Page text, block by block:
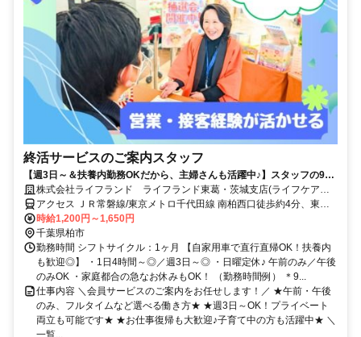
終活サービスのご案内スタッフ
【週3日～＆扶養内勤務OKだから、主婦さんも活躍中♪】スタッフの9割
が女性/子育てが落ち着いた方・社会復帰の方も大歓迎です◎/柔軟なシフ
ト体制・しっかりとしたサポート体制充実で働きやすさもバツグン/フル
タイム希望も大歓迎/マイカーでの直行直帰OK/営業・テレアポ・販売経
験者は即戦力/正社員登用実績もあり◎
株式会社ライフランド ライフランド東葛・茨城支店(ライフケア東
葛会堂)
アクセス ＪＲ常磐線/東京メトロ千代田線 南柏西口徒歩約4分、東武
野田線〔アーバンパークライン〕 新柏東口徒歩約20分
時給1,200円～1,650円
千葉県柏市
勤務時間 シフトサイクル：1ヶ月 【自家用車で直行直帰OK！扶養内
も歓迎◎】 ・1日4時間～◎／週3日～◎ ・日曜定休♪ 午前のみ／午後
のみOK ・家庭都合の急なお休みもOK！ （勤務時間例） ＊9...
仕事内容 ＼会員サービスのご案内をお任せします！／ ★午前・午後
のみ、フルタイムなど選べる働き方★ ★週3日～OK！プライベート
両立も可能です★ ★お仕事復帰も大歓迎♪子育て中の方も活躍中★ ＼
一覧...